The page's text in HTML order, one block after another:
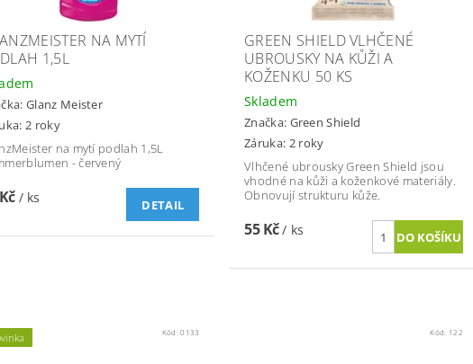
NA MYTÍ
1,5L
Glanz Meister
2 roky
na mytí podlah 1,5L
- červený
/ ks DETAIL
GREEN SHIELD VLHČENÉ
UBROUSKY NA KŮŽI A
KOŽENKU 50 KS
Skladem
Značka: Green Shield
Záruka: 2 roky
Vlhčené ubrousky Green Shield jsou
vhodné na kůži a koženkové materiály.
Obnovují strukturu kůže.
55 Kč/ ks
Kód:0133 Kód: 122